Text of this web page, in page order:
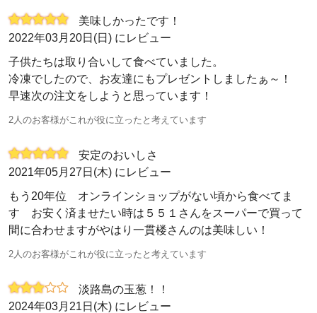
美味しかったです！
2022年03月20日(日) にレビュー
子供たちは取り合いして食べていました。
冷凍でしたので、お友達にもプレゼントしましたぁ～！
早速次の注文をしようと思っています！
2人のお客様がこれが役に立ったと考えています
安定のおいしさ
2021年05月27日(木) にレビュー
もう20年位 オンラインショップがない頃から食べてま
す お安く済ませたい時は５５１さんをスーパーで買って
間に合わせますがやはり一貫楼さんのは美味しい！
2人のお客様がこれが役に立ったと考えています
淡路島の玉葱！！
2024年03月21日(木) にレビュー